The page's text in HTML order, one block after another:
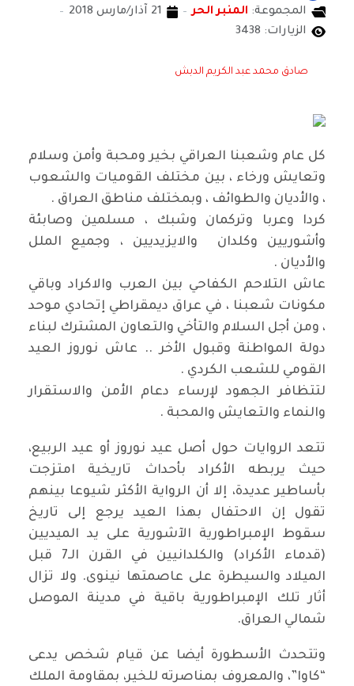
المجموعة: المنبر الحر
21 آذار/مارس 2018
الزيارات: 3438
صادق محمد عبد الكريم الدبش
كل عام وشعبنا العراقي بخير ومحبة وأمن وسلام
وتعايش ورخاء ، بين مختلف القوميات والشعوب
، والأديان والطوائف ، وبمختلف مناطق العراق .
كردا وعربا وتركمان وشبك ، مسلمين وصابئة
وأشوريين وكلدان والايزيديين ، وجميع الملل
والأديان .
عاش التلاحم الكفاحي بين العرب والاكراد وباقي
مكونات شعبنا ، في عراق ديمقراطي إتحادي موحد
، ومن أجل السلام والتأخي والتعاون المشترك لبناء
دولة المواطنة وقبول الأخر .. عاش نوروز العيد
القومي للشعب الكردي .
لتتظافر الجهود لإرساء دعام الأمن والاستقرار
والنماء والتعايش والمحبة .
تتعد الروايات حول أصل عيد نوروز أو عيد الربيع،
حيث يربطه الأكراد بأحداث تاريخية امتزجت
بأساطير عديدة، إلا أن الرواية الأكثر شيوعا بينهم
تقول إن الاحتفال بهذا العيد يرجع إلى تاريخ
سقوط الإمبراطورية الآشورية على يد الميديين
(قدماء الأكراد) والكلدانيين في القرن الـ7 قبل
الميلاد والسيطرة على عاصمتها نينوى. ولا تزال
أثار تلك الإمبراطورية باقية في مدينة الموصل
شمالي العراق.
وتتحدث الأسطورة أيضا عن قيام شخص يدعى
“كاوا”، والمعروف بمناصرته للخير، بمقاومة الملك